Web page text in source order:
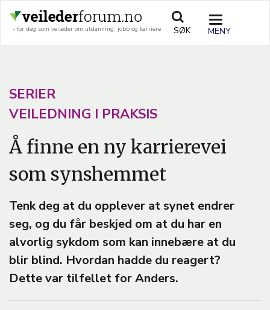
hovedinnhold
- for deg som veileder om utdanning, jobb og karriere SØK
A
R
T
I
C
E
T
E
M
SERIER
VEILEDNING I PRAKSIS
Å finne en ny karrierevei
som synshemmet
Tenk deg at du opplever at synet endrer
seg, og du får beskjed om at du har en
alvorlig sykdom som kan innebære at du
blir blind. Hvordan hadde du reagert?
Dette var tilfellet for Anders.